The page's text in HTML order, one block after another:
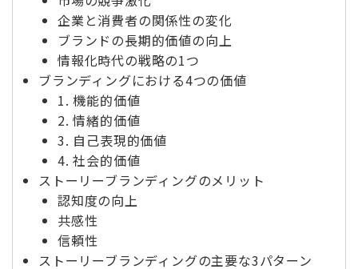
企業と消費者の関係性の変化
ブランドの長期的価値の向上
情報化時代の戦略の1つ
ブランディングにおける4つの価値
1. 機能的価値
2. 情緒的価値
3. 自己表現的価値
4. 社会的価値
ストーリーブランディングのメリット
認知度の向上
共感性
信頼性
ストーリーブランディングの主要な3パターン